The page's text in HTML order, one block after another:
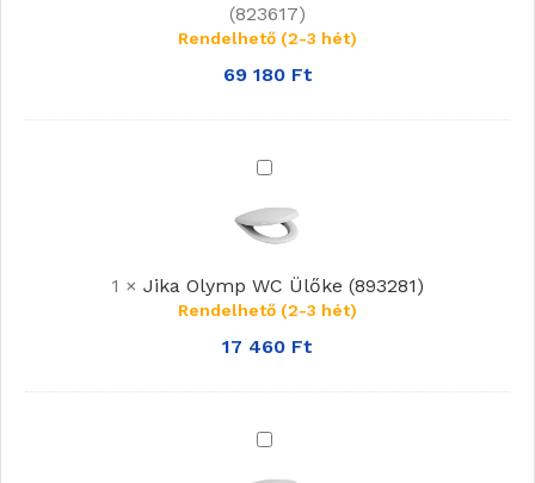
Ülőke
(823617)
Rendelhető (2-3 hét)
69 180 Ft
Jika
WC
(893281)
1 × Jika Olymp WC Ülőke (893281)
Rendelhető (2-3 hét)
17 460 Ft
Jika